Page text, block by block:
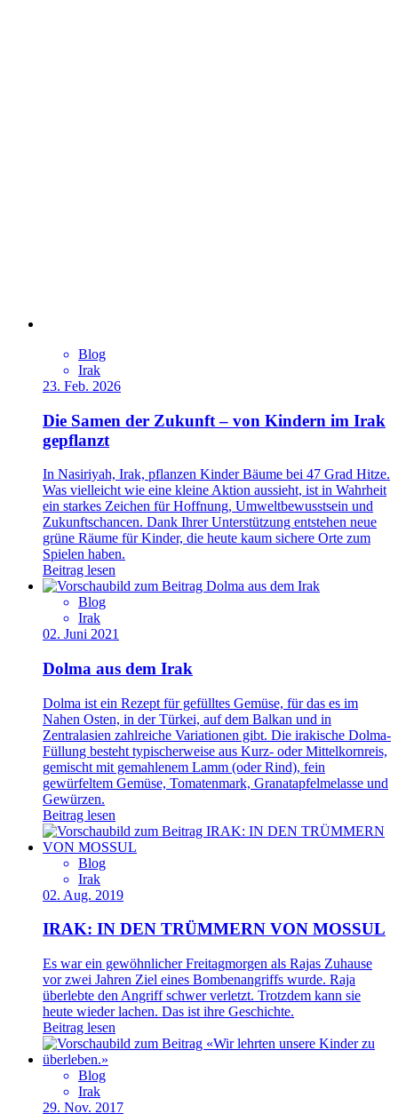
Blog
Irak
23. Feb. 2026
Die Samen der Zukunft – von Kindern im Irak
gepflanzt
In Nasiriyah, Irak, pflanzen Kinder Bäume bei 47 Grad Hitze.
Was vielleicht wie eine kleine Aktion aussieht, ist in Wahrheit
ein starkes Zeichen für Hoffnung, Umweltbewusstsein und
Zukunftschancen. Dank Ihrer Unterstützung entstehen neue
grüne Räume für Kinder, die heute kaum sichere Orte zum
Spielen haben.
Beitrag lesen
Blog
Irak
02. Juni 2021
Dolma aus dem Irak
Dolma ist ein Rezept für gefülltes Gemüse, für das es im
Nahen Osten, in der Türkei, auf dem Balkan und in
Zentralasien zahlreiche Variationen gibt. Die irakische Dolma-
Füllung besteht typischerweise aus Kurz- oder Mittelkornreis,
gemischt mit gemahlenem Lamm (oder Rind), fein
gewürfeltem Gemüse, Tomatenmark, Granatapfelmelasse und
Gewürzen.
Beitrag lesen
Blog
Irak
02. Aug. 2019
IRAK: IN DEN TRÜMMERN VON MOSSUL
Es war ein gewöhnlicher Freitagmorgen als Rajas Zuhause
vor zwei Jahren Ziel eines Bombenangriffs wurde. Raja
überlebte den Angriff schwer verletzt. Trotzdem kann sie
heute wieder lachen. Das ist ihre Geschichte.
Beitrag lesen
Blog
Irak
29. Nov. 2017